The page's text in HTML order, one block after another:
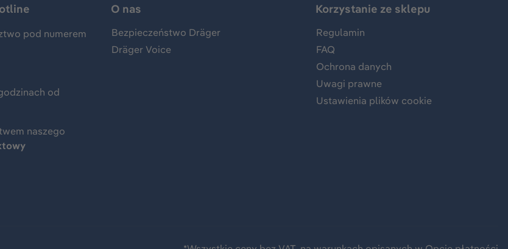
pod numerem
od
naszego
O nas
Bezpieczeństwo Dräger
Dräger Voice
Korzystanie ze sklepu
Regulamin
FAQ
Ochrona danych
Uwagi prawne
Ustawienia plików cookie